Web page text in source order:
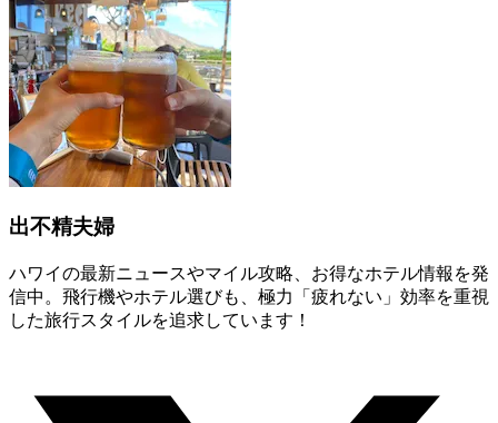
出不精夫婦
ハワイの最新ニュースやマイル攻略、お得なホテル情報を発
信中。飛行機やホテル選びも、極力「疲れない」効率を重視
した旅行スタイルを追求しています！